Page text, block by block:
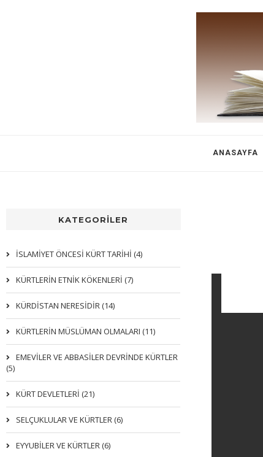
ANASAYFA
KATEGORİLER
İSLAMİYET ÖNCESİ KÜRT TARİHİ (4)
KÜRTLERIN ETNIK KÖKENLERI (7)
KÜRDİSTAN NERESİDİR (14)
KÜRTLERİN MÜSLÜMAN OLMALARI (11)
EMEVİLER VE ABBASİLER DEVRİNDE KÜRTLER
(5)
KÜRT DEVLETLERİ (21)
SELÇUKLULAR VE KÜRTLER (6)
EYYUBİLER VE KÜRTLER (6)